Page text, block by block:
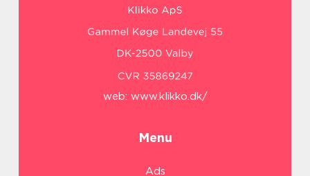
web: www.klikko.dk/
Menu
Ads